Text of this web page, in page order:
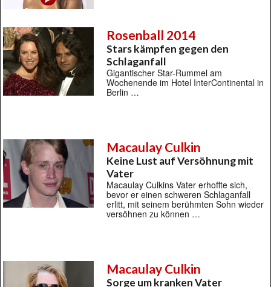
Rosenball 2014
Stars kämpfen gegen den
Schlaganfall
Gigantischer Star-Rummel am
Wochenende im Hotel InterContinental in
Berlin …
Macaulay Culkin
Keine Lust auf Versöhnung mit
Vater
Macaulay Culkins Vater erhoffte sich,
bevor er einen schweren Schlaganfall
erlitt, mit seinem berühmten Sohn wieder
versöhnen zu können …
Macaulay Culkin
Sorge um kranken Vater